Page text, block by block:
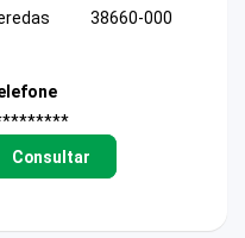
38660-000
Consultar